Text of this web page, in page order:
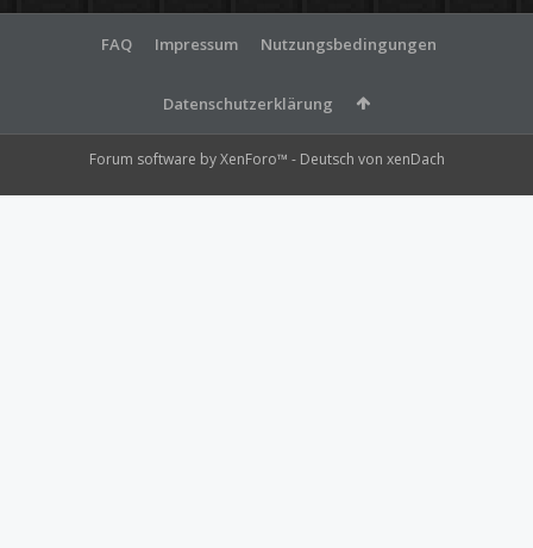
FAQ Impressum Nutzungsbedingungen
Datenschutzerklärung
Forum software by XenForo™ - Deutsch von xenDach